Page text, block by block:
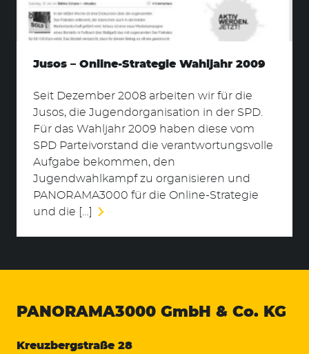
Jusos – Online-Strategie Wahljahr 2009
Seit Dezember 2008 arbeiten wir für die
Jusos, die Jugendorganisation in der SPD.
Für das Wahljahr 2009 haben diese vom
SPD Parteivorstand die verantwortungsvolle
Aufgabe bekommen, den
Jugendwahlkampf zu organisieren und
PANORAMA3000 für die Online-Strategie
und die […]
PANORAMA3000 GmbH & Co. KG
Kreuzbergstraße 28